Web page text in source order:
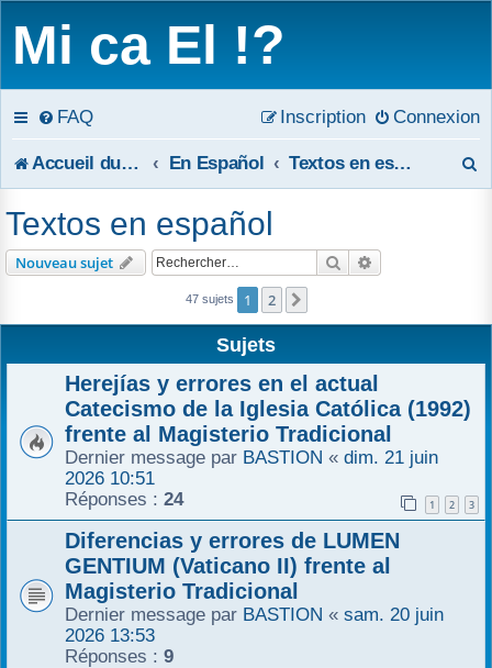
Mi ca El !?
FAQ Connexion
Inscription
Accueil du forum En Español Textos en español
e
r
r
Textos en español
Nouveau sujet Rechercher
47 sujets 1 2
Sujets
Herejías y errores en el actual
Catecismo de la Iglesia Católica (1992)
frente al Magisterio Tradicional
Dernier message par BASTION « dim. 21 juin
2026 10:51
Réponses : 24 1 2 3
Diferencias y errores de LUMEN
GENTIUM (Vaticano II) frente al
Magisterio Tradicional
Dernier message par BASTION « sam. 20 juin
2026 13:53
Réponses : 9